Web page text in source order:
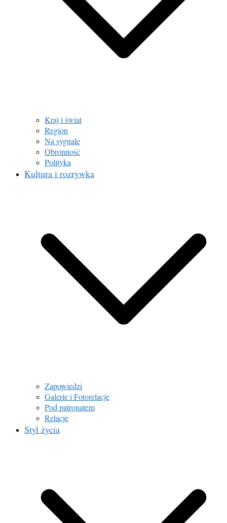
Kraj i świat
Region
Na sygnale
Obronność
Polityka
Kultura i rozrywka
Zapowiedzi
Galerie i Fotorelacje
Pod patronatem
Relacje
Styl życia